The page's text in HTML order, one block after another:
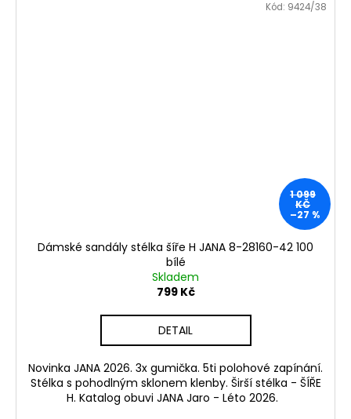
1 099
KČ
–27 %
Dámské sandály stélka šíře H JANA 8-28160-42 100
bílé
Skladem
799 Kč
DETAIL
Novinka JANA 2026. 3x gumička. 5ti polohové zapínání.
Stélka s pohodlným sklonem klenby. Širší stélka - ŠÍŘE
H. Katalog obuvi JANA Jaro - Léto 2026.
Kód: 9424/38